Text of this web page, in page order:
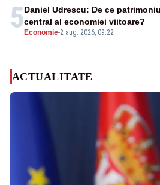
5 Economie-2 aug. 2026, 09:22
Daniel Udrescu: De ce
central al economiei viitoare?
ACTUALITATE